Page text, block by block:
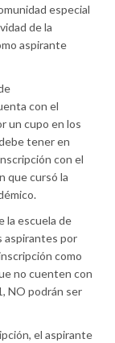
especial
de la
aspirante
con el
un cupo en los
tener en
con el
que cursó la
la escuela de
aspirantes por
como
no cuenten con
NO podrán ser
el aspirante